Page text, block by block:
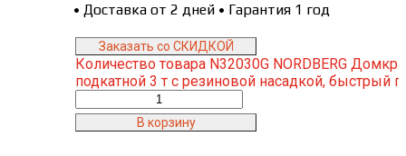
• Доставка от 2 дней • Гарантия 1 год
Заказать со СКИДКОЙ
Количество товара N32030G NORDBERG
подкатной 3 т с резиновой насадкой, быстрый
В корзину